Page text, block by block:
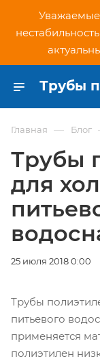
Уважаемые
Главная — Блог
Трубы
для
25 июля 2018 0:00
Трубы
питьевого
применяется
полиэтилен